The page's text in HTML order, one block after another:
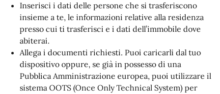
Inserisci i dati delle persone che si trasferiscono
insieme a te, le informazioni relative alla residenza
presso cui ti trasferisci e i dati dell’immobile dove
abiterai.
Allega i documenti richiesti. Puoi caricarli dal tuo
dispositivo oppure, se già in possesso di una
Pubblica Amministrazione europea, puoi utilizzare il
sistema OOTS (Once Only Technical System) per